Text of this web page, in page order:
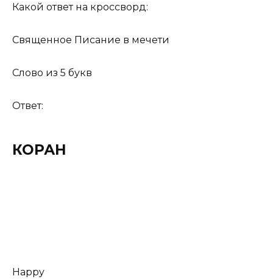
Какой ответ на кроссворд:
Священное Писание в мечети
Слово из 5 букв
Ответ:
КОРАН
Happy